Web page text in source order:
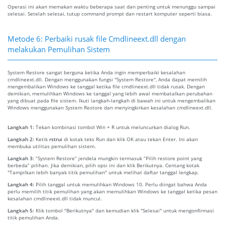
Operasi ini akan memakan waktu beberapa saat dan penting untuk menunggu sampai
selesai. Setelah selesai, tutup command prompt dan restart komputer seperti biasa.
Metode 6: Perbaiki rusak file Cmdlineext.dll dengan
melakukan Pemulihan Sistem
System Restore sangat berguna ketika Anda ingin memperbaiki kesalahan
cmdlineext.dll. Dengan menggunakan fungsi "System Restore", Anda dapat memilih
mengembalikan Windows ke tanggal ketika file cmdlineext.dll tidak rusak. Dengan
demikian, memulihkan Windows ke tanggal yang lebih awal membatalkan perubahan
yang dibuat pada file sistem. Ikuti langkah-langkah di bawah ini untuk mengembalikan
Windows menggunakan System Restore dan menyingkirkan kesalahan cmdlineext.dll.
Langkah 1: Tekan kombinasi tombol Win + R untuk meluncurkan dialog Run.
Langkah 2: Ketik rstrui di kotak teks Run dan klik OK atau tekan Enter. Ini akan
membuka utilitas pemulihan sistem.
Langkah 3: “System Restore” jendela mungkin termasuk “Pilih restore point yang
berbeda” pilihan. Jika demikian, pilih opsi ini dan klik Berikutnya. Centang kotak
"Tampilkan lebih banyak titik pemulihan" untuk melihat daftar tanggal lengkap.
Langkah 4: Pilih tanggal untuk memulihkan Windows 10. Perlu diingat bahwa Anda
perlu memilih titik pemulihan yang akan memulihkan Windows ke tanggal ketika pesan
kesalahan cmdlineext.dll tidak muncul.
Langkah 5: Klik tombol "Berikutnya" dan kemudian klik "Selesai" untuk mengonfirmasi
titik pemulihan Anda.